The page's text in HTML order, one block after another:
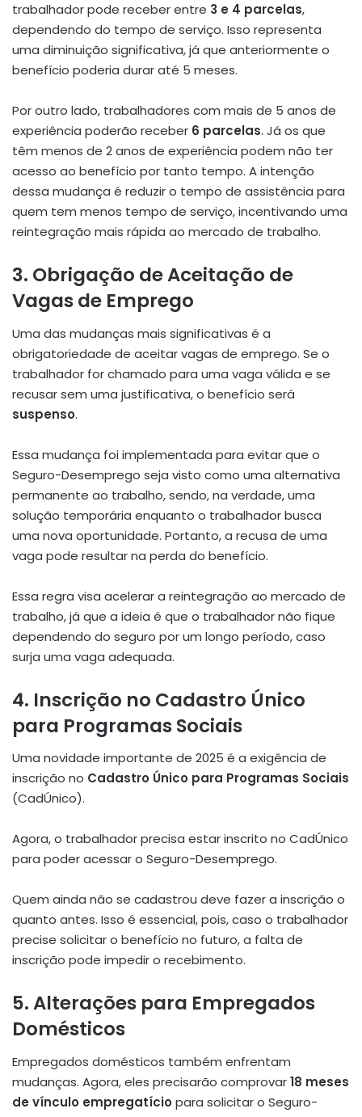
trabalhador pode receber entre 3 e 4 parcelas,
dependendo do tempo de serviço. Isso representa
uma diminuição significativa, já que anteriormente o
benefício poderia durar até 5 meses.
Por outro lado, trabalhadores com mais de 5 anos de
experiência poderão receber 6 parcelas. Já os que
têm menos de 2 anos de experiência podem não ter
acesso ao benefício por tanto tempo. A intenção
dessa mudança é reduzir o tempo de assistência para
quem tem menos tempo de serviço, incentivando uma
reintegração mais rápida ao mercado de trabalho.
3. Obrigação de Aceitação de
Vagas de Emprego
Uma das mudanças mais significativas é a
obrigatoriedade de aceitar vagas de emprego. Se o
trabalhador for chamado para uma vaga válida e se
recusar sem uma justificativa, o benefício será
suspenso.
Essa mudança foi implementada para evitar que o
Seguro-Desemprego seja visto como uma alternativa
permanente ao trabalho, sendo, na verdade, uma
solução temporária enquanto o trabalhador busca
uma nova oportunidade. Portanto, a recusa de uma
vaga pode resultar na perda do benefício.
Essa regra visa acelerar a reintegração ao mercado de
trabalho, já que a ideia é que o trabalhador não fique
dependendo do seguro por um longo período, caso
surja uma vaga adequada.
4. Inscrição no Cadastro Único
para Programas Sociais
Uma novidade importante de 2025 é a exigência de
inscrição no Cadastro Único para Programas Sociais
(CadÚnico).
Agora, o trabalhador precisa estar inscrito no CadÚnico
para poder acessar o Seguro-Desemprego.
Quem ainda não se cadastrou deve fazer a inscrição o
quanto antes. Isso é essencial, pois, caso o trabalhador
precise solicitar o benefício no futuro, a falta de
inscrição pode impedir o recebimento.
5. Alterações para Empregados
Domésticos
Empregados domésticos também enfrentam
mudanças. Agora, eles precisarão comprovar18 meses
de vínculo empregatício para solicitar o Seguro-